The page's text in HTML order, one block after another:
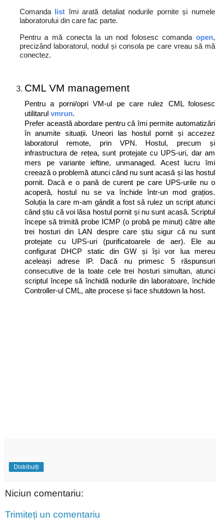
Comanda list îmi arată detaliat nodurile pornite și numele
laboratorului din care fac parte.
Pentru a mă conecta la un nod folosesc comanda open,
precizând laboratorul, nodul și consola pe care vreau să mă
conectez.
CML VM management
Pentru a porni/opri VM-ul pe care rulez CML folosesc
utilitarul vmrun.
Prefer această abordare pentru că îmi permite automatizări
în anumite situații. Uneori las hostul pornit și accezez
laboratorul remote, prin VPN. Hostul, precum și
infrastructura de rețea, sunt protejate cu UPS-uri, dar am
mers pe variante ieftine, unmanaged. Acest lucru îmi
creează o problemă atunci când nu sunt acasă și las hostul
pornit. Dacă e o pană de curent pe care UPS-urile nu o
acoperă, hostul nu se va închide într-un mod grațios.
Soluția la care m-am gândit a fost să rulez un script atunci
când știu că voi lăsa hostul pornit și nu sunt acasă. Scriptul
începe să trimită probe ICMP (o probă pe minut) către alte
trei hosturi din LAN despre care știu sigur că nu sunt
protejate cu UPS-uri (purificatoarele de aer). Ele au
configurat DHCP static din GW și își vor lua mereu
aceleași adrese IP. Dacă nu primesc 5 răspunsuri
consecutive de la toate cele trei hosturi simultan, atunci
scriptul începe să închidă nodurile din laboratoare, închide
Controller-ul CML, alte procese și face shutdown la host.
Distribuiți
Niciun comentariu:
Trimiteți un comentariu